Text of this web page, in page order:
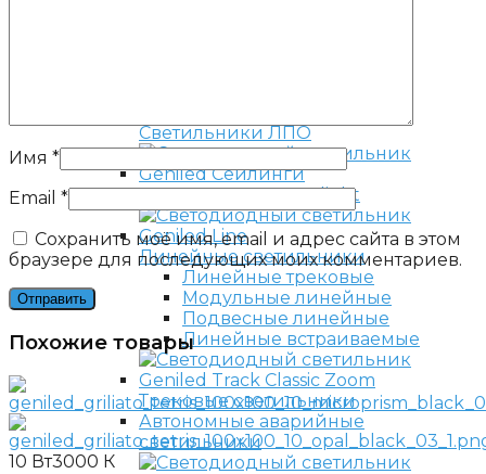
Светильники ЛПО
Светильники Downlight
Линейные светильники
Линейные трековые
Модульные линейные
Подвесные линейные
Линейные встраиваемые
Трековые светильники
Автономные аварийные
светильники
Имя *
Email *
Сохранить моё имя, email и адрес сайта в этом
браузере для последующих моих комментариев.
Похожие товары
10 Вт3000 К